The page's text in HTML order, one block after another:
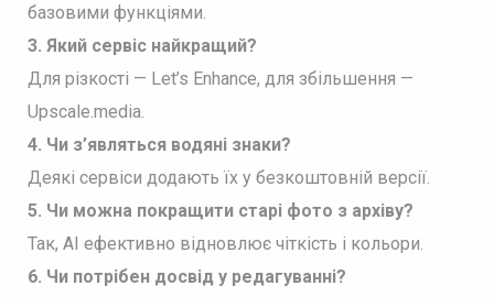
базовими функціями.
3. Який сервіс найкращий?
Для різкості — Let’s Enhance, для збільшення —
Upscale.media.
4. Чи з’являться водяні знаки?
Деякі сервіси додають їх у безкоштовній версії.
5. Чи можна покращити старі фото з архіву?
Так, AI ефективно відновлює чіткість і кольори.
6. Чи потрібен досвід у редагуванні?